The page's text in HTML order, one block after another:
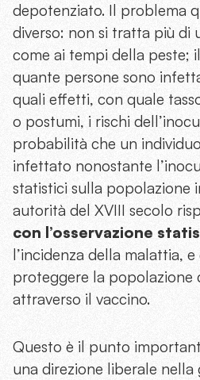
depotenziato. Il problema
diverso: non si tratta più di
come ai tempi della peste;
quante persone sono
quali effetti, con quale
o postumi, i rischi
probabilità che un
infettato nonostante
statistici sulla popolazione
autorità del XVIII secolo
con l’osservazione
l’incidenza della malattia,
proteggere la popolazione
attraverso il vaccino.
Questo è il punto
una direzione liberale nella